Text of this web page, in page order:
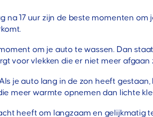
na 17 uur zijn de beste momenten
om je auto te wassen. Dan
voor vlekken die er niet meer afgaan
je auto lang in de zon heeft
meer warmte opnemen dan lichte
heeft om langzaam en gelijkmatig